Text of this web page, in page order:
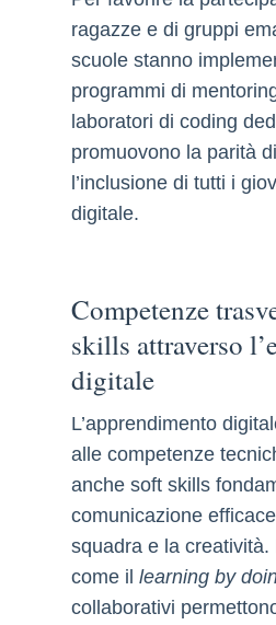
ragazze e di gruppi
scuole stanno
programmi di
laboratori di coding
promuovono la parità
l’inclusione di tutti i
digitale.
Competenze
skills attraverso
digitale
L’apprendimento
alle competenze
anche soft skills
comunicazione
squadra e la creatività.
come il learning by
collaborativi